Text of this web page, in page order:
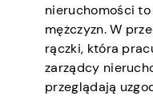
nieruchomości to
mężczyzn. W
rączki, która
zarządcy
przeglądają